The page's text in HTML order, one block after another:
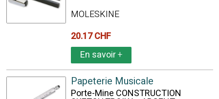
MOLESKINE
20.17 CHF
En savoir+
Papeterie Musicale
Porte-Mine CONSTRUCTION